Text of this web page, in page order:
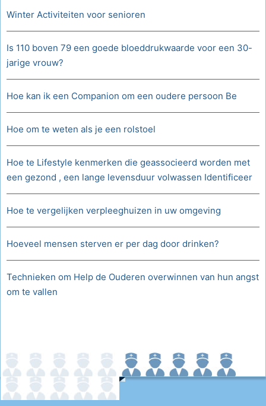
Winter Activiteiten voor senioren
Is 110 boven 79 een goede bloeddrukwaarde voor een 30-
jarige vrouw?
Hoe kan ik een Companion om een oudere persoon Be
Hoe om te weten als je een rolstoel
Hoe te Lifestyle kenmerken die geassocieerd worden met
een gezond , een lange levensduur volwassen Identificeer
Hoe te vergelijken verpleeghuizen in uw omgeving
Hoeveel mensen sterven er per dag door drinken?
Technieken om Help de Ouderen overwinnen van hun angst
om te vallen